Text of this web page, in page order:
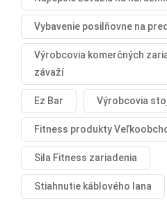
Vybavenie posilňovne na
Výrobcovia komerčných
závaží
Ez Bar Výrobcovia
Fitness produkty
Sila Fitness zariadenia
Stiahnutie káblového lana